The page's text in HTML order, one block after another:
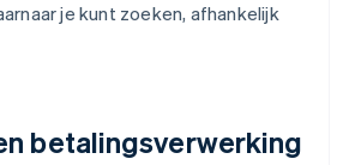
je kunt zoeken, afhankelijk
betalingsverwerking